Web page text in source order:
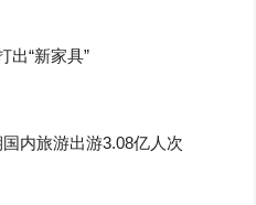
出“新家具”
内旅游出游3.08亿人次